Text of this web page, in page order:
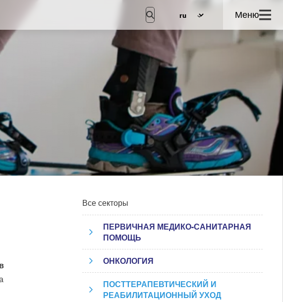
Меню
Все секторы
ПЕРВИЧНАЯ МЕДИКО-САНИТАРНАЯ
ПОМОЩЬ
ОНКОЛОГИЯ
ПОСТТЕРАПЕВТИЧЕСКИЙ И
РЕАБИЛИТАЦИОННЫЙ УХОД